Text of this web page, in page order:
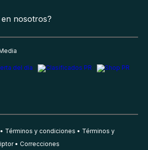
nosotros?
Términos y condiciones
Términos y
Correcciones